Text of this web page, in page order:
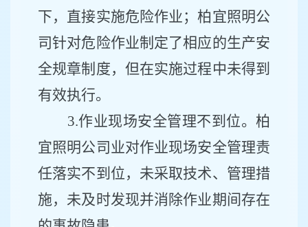
下，直接实施危险作业；柏宜照明公
司针对危险作业制定了相应的生产安
全规章制度，但在实施过程中未得到
有效执行。
3.作业现场安全管理不到位。柏
宜照明公司 业对作业现场安全管理责
任落实不到位，未采取技术、管理措
施，未及时发现并消除作业期间存在